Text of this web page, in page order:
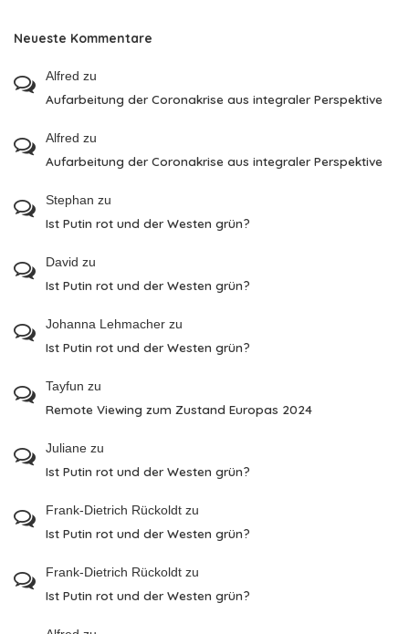
Neueste Kommentare
Alfred zu
Aufarbeitung der Coronakrise aus integraler Perspektive
Alfred zu
Aufarbeitung der Coronakrise aus integraler Perspektive
Stephan zu
Ist Putin rot und der Westen grün?
David zu
Ist Putin rot und der Westen grün?
Johanna Lehmacher zu
Ist Putin rot und der Westen grün?
Tayfun zu
Remote Viewing zum Zustand Europas 2024
Juliane zu
Ist Putin rot und der Westen grün?
Frank-Dietrich Rückoldt zu
Ist Putin rot und der Westen grün?
Frank-Dietrich Rückoldt zu
Ist Putin rot und der Westen grün?